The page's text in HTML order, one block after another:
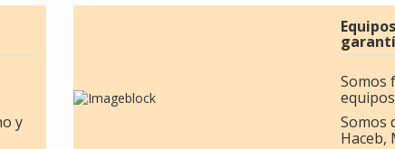
y
Somos
Somos
Haceb,